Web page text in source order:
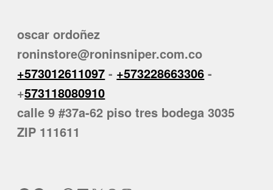
oscar ordoñez
roninstore@roninsniper.com.co
+573012611097 - +573228663306 -
+573118080910
calle 9 #37a-62 piso tres bodega 3035
ZIP 111611